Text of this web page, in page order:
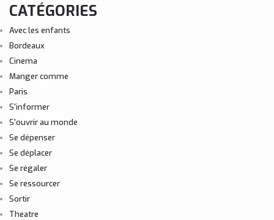
CATÉGORIES
Avec les enfants
Bordeaux
Cinema
Manger comme
Paris
S'informer
S'ouvrir au monde
Se dépenser
Se déplacer
Se régaler
Se ressourcer
Sortir
Theatre